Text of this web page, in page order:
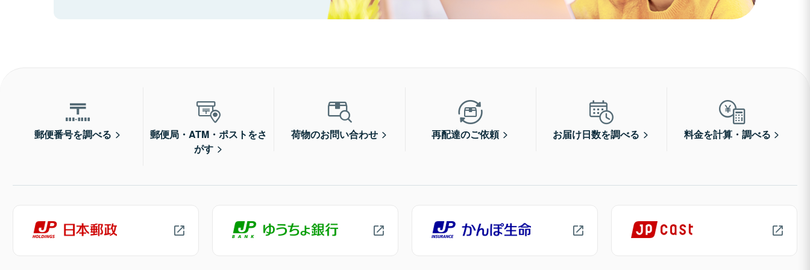
郵便番号を調べる
郵便局・ATM・ポストをさ
がす
荷物のお問い合わせ 再配達のご依頼 お届け日数を調べる 料金を計算・調べる